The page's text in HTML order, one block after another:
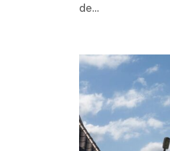
de...